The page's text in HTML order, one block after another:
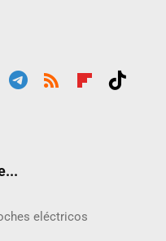
eléctricos